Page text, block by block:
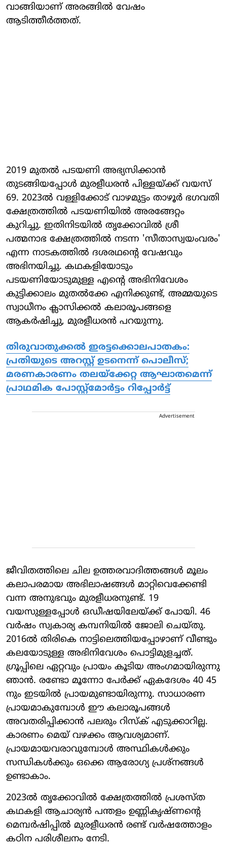
വാങ്ങിയാണ് അരങ്ങില്‍ വേഷം
ആടിത്തീര്‍ത്തത്.
2019 മുതല്‍ പടയണി അഭ്യസിക്കാന്‍
തുടങ്ങിയപ്പോള്‍ മുരളീധരന്‍ പിള്ളയ്ക്ക് വയസ്
69. 2023ല്‍ വള്ളിക്കോട് വാഴമുട്ടം താഴൂര്‍ ഭഗവതി
ക്ഷേത്രത്തില്‍ പടയണിയില്‍ അരങ്ങേറ്റം
കുറിച്ചു. ഇതിനിടയില്‍ തൃക്കോവില്‍ ശ്രീ
പത്മനാഭ ക്ഷേത്രത്തില്‍ നടന്ന 'സീതാസ്വയംവരം'
എന്ന നാടകത്തില്‍ ദശരഥന്റെ വേഷവും
അഭിനയിച്ചു. കഥകളിയോടും
പടയണിയോടുമുള്ള എന്റെ അഭിനിവേശം
കുട്ടിക്കാലം മുതല്‍ക്കേ എനിക്കുണ്ട്, അമ്മയുടെ
സ്വാധീനം ക്ലാസിക്കല്‍ കലാരൂപങ്ങളെ
ആകര്‍ഷിച്ചു, മുരളീധരന്‍ പറയുന്നു.
തിരുവാതുക്കല്‍ ഇരട്ടക്കൊലപാതകം:
പ്രതിയുടെ അറസ്റ്റ് ഉടനെന്ന് പൊലീസ്;
മരണകാരണം തലയ്‌ക്കേറ്റ ആഘാതമെന്ന്
പ്രാഥമിക പോസ്റ്റ്‌മോര്‍ട്ടം റിപ്പോര്‍ട്ട്
Advertisement
ജീവിതത്തിലെ ചില ഉത്തരവാദിത്തങ്ങള്‍ മൂലം
കലാപരമായ അഭിലാഷങ്ങള്‍ മാറ്റിവെക്കേണ്ടി
വന്ന അനുഭവും മുരളീധരനുണ്ട്. 19
വയസുള്ളപ്പോള്‍ ഒഡീഷയിലേയ്ക്ക് പോയി. 46
വര്‍ഷം സ്വകാര്യ കമ്പനിയില്‍ ജോലി ചെയ്തു.
2016ല്‍ തിരികെ നാട്ടിലെത്തിയപ്പോഴാണ് വീണ്ടും
കലയോടുള്ള അഭിനിവേശം പൊട്ടിമുളച്ചത്.
ഗ്രൂപ്പിലെ ഏറ്റവും പ്രായം കൂടിയ അംഗമായിരുന്നു
ഞാന്‍. രണ്ടോ മൂന്നോ പേര്‍ക്ക് ഏകദേശം 40 45
നും ഇടയില്‍ പ്രായമുണ്ടായിരുന്നു. സാധാരണ
പ്രായമാകുമ്പോള്‍ ഈ കലാരൂപങ്ങള്‍
അവതരിപ്പിക്കാന്‍ പലരും റിസ്‌ക് എടുക്കാറില്ല.
കാരണം മെയ് വഴക്കം ആവശ്യമാണ്.
പ്രായമായവരാവുമ്പോള്‍ അസ്ഥികള്‍ക്കും
സന്ധികള്‍ക്കും ഒക്കെ ആരോഗ്യ പ്രശ്‌നങ്ങള്‍
ഉണ്ടാകാം.
2023ല്‍ തൃക്കോവില്‍ ക്ഷേത്രത്തില്‍ പ്രശസ്ത
കഥകളി ആചാര്യന്‍ പന്തളം ഉണ്ണികൃഷ്ണന്റെ
മെമ്പര്‍ഷിപ്പില്‍ മുരളീധരന്‍ രണ്ട് വര്‍ഷത്തോളം
കഠിന പരിശീലനം നേടി.